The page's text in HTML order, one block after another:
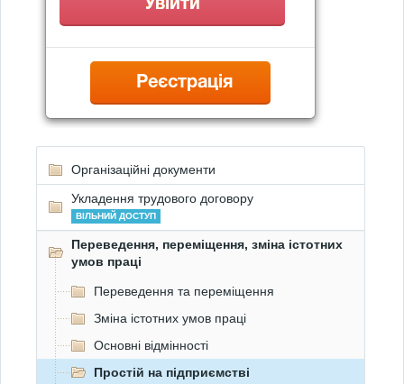
Реєстрація
Організаційні документи
Укладення трудового договору
ВІЛЬНИЙ ДОСТУП
Переведення, переміщення, зміна істотних
умов праці
Переведення та переміщення
Зміна істотних умов праці
Основні відмінності
Простій на підприємстві